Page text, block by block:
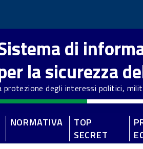
di
la sicurezza
protezione degli interessi politici,
NORMATIVA
TOP
SECRET